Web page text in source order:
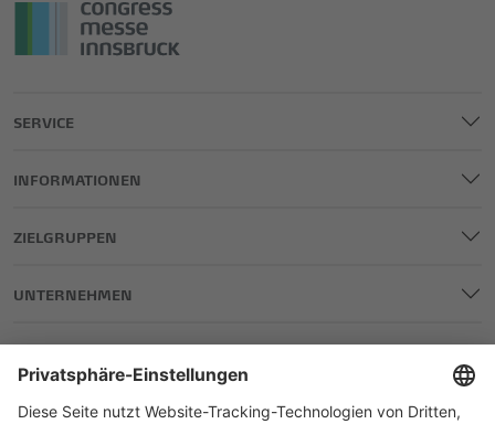
SERVICE
INFORMATIONEN
ZIELGRUPPEN
UNTERNEHMEN